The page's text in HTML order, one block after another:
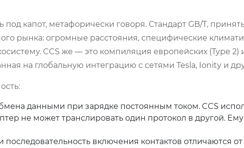
капот, метафорически говоря. Стандарт GB/T,
рынка: огромные расстояния, специфические
CCS же — это компиляция европейских (Type 2)
на глобальную интеграцию с сетями Tesla, Ionity и
данными при зарядке постоянным током. CCS
не может транслировать один протокол в другой.
включения контактов отличаются от